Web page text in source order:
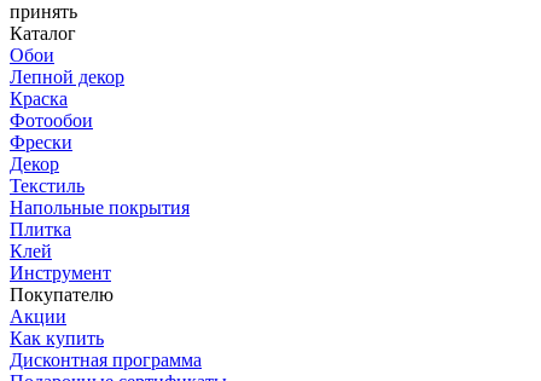
принять
Каталог
Обои
Лепной декор
Краска
Фотообои
Фрески
Декор
Текстиль
Напольные покрытия
Плитка
Клей
Инструмент
Покупателю
Акции
Как купить
Дисконтная программа